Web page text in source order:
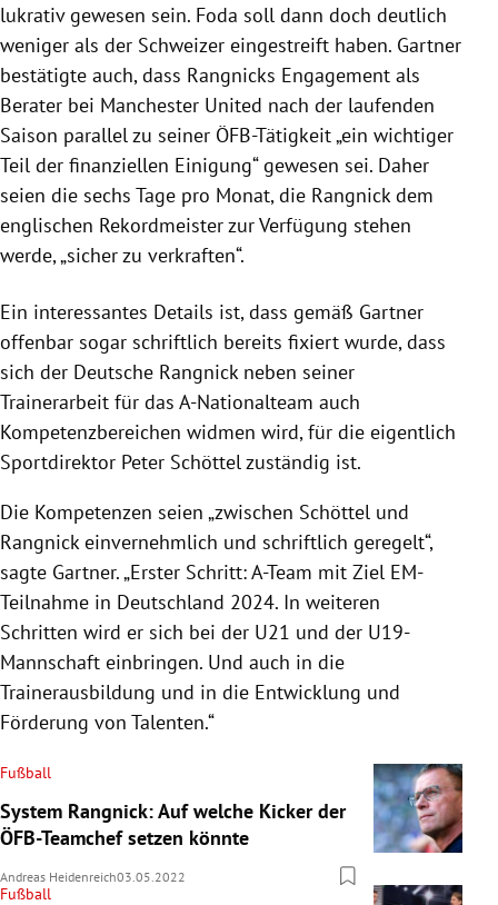
lukrativ gewesen sein. Foda soll dann doch deutlich
weniger als der Schweizer eingestreift haben. Gartner
bestätigte auch, dass Rangnicks Engagement als
Berater bei Manchester United nach der laufenden
Saison parallel zu seiner ÖFB-Tätigkeit „ein wichtiger
Teil der finanziellen Einigung“ gewesen sei. Daher
seien die sechs Tage pro Monat, die Rangnick dem
englischen Rekordmeister zur Verfügung stehen
werde, „sicher zu verkraften“.
Ein interessantes Details ist, dass gemäß Gartner
offenbar sogar schriftlich bereits fixiert wurde, dass
sich der Deutsche Rangnick neben seiner
Trainerarbeit für das A-Nationalteam auch
Kompetenzbereichen widmen wird, für die eigentlich
Sportdirektor Peter Schöttel zuständig ist.
Die Kompetenzen seien „zwischen Schöttel und
Rangnick einvernehmlich und schriftlich geregelt“,
sagte Gartner. „Erster Schritt: A-Team mit Ziel EM-
Teilnahme in Deutschland 2024. In weiteren
Schritten wird er sich bei der U21 und der U19-
Mannschaft einbringen. Und auch in die
Trainerausbildung und in die Entwicklung und
Förderung von Talenten.“
Fußball
System Rangnick: Auf welche Kicker der
ÖFB-Teamchef setzen könnte
Andreas Heidenreich03.05.2022
Fußball